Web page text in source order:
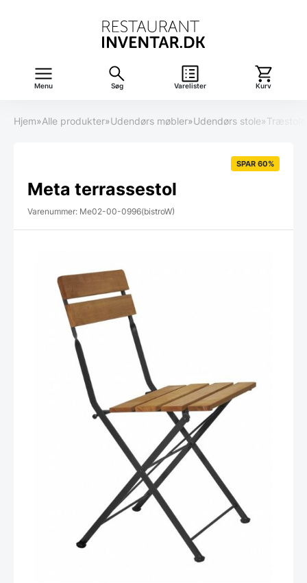
Menu Søg Varelister Kurv
Hjem»Alle produkter»Udendørs møbler»Udendørs stole»Træstole
SPAR 60%
Meta terrassestol
Varenummer: Me02-00-0996(bistroW)